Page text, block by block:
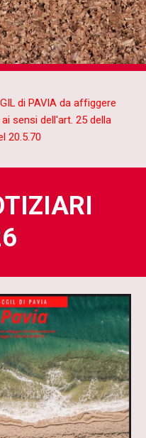
di PAVIA da affiggere
sensi dell'art. 25 della
20.5.70
6